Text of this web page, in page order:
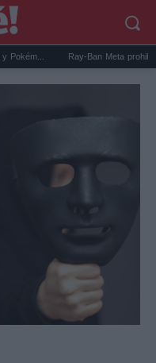
Ray-Ban Meta prohibidas: los